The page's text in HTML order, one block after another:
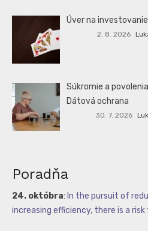
Úver na
2. 8. 2026
Súkromie a
Dátová ochrana
30. 7. 2026
Poradňa
24. októbra: In the pursuit of
increasing efficiency, there is a